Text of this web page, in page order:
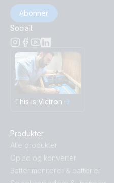
Abonner
Socialt
This is Victron
Produkter
Alle produkter
Oplad og konverter
Batterimonitorer & batterier